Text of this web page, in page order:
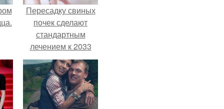
Пересадку свиных
почек сделают
стандартным
лечением к 2033
году в Японии.